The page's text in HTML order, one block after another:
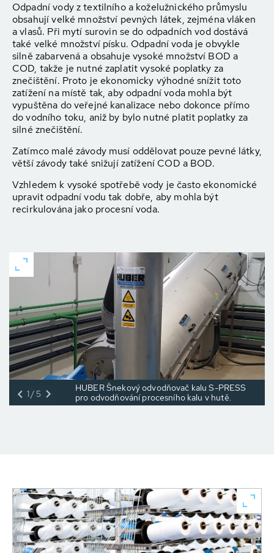
Odpadní vody z textilního a koželužnického průmyslu
obsahují velké množství pevných látek, zejména vláken
a vlasů. Při mytí surovin se do odpadních vod dostává
také velké množství písku. Odpadní voda je obvykle
silně zabarvená a obsahuje vysoké množství BOD a
COD, takže je nutné zaplatit vysoké poplatky za
znečištění. Proto je ekonomicky výhodné snížit toto
zatížení na místě tak, aby odpadní voda mohla být
vypuštěna do veřejné kanalizace nebo dokonce přímo
do vodního toku, aniž by bylo nutné platit poplatky za
silné znečištění.
Zatímco malé závody musí oddělovat pouze pevné látky,
větší závody také snižují zatížení COD a BOD.
Vzhledem k vysoké spotřebě vody je často ekonomické
upravit odpadní vodu tak dobře, aby mohla být
recirkulována jako procesní voda.
HUBER Šnekový odvodňovač kalu S-PRESS
pro odvodňování procesního kalu v hutě.
1/5